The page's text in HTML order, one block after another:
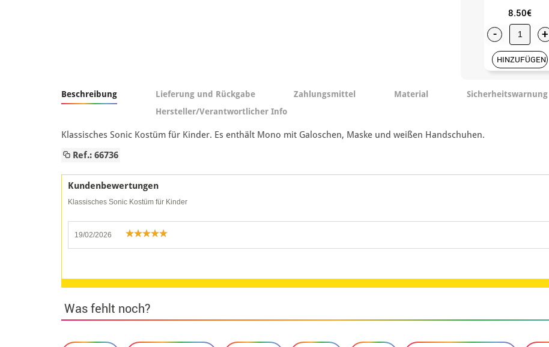
8.50€
- +
HINZUFÜGEN
Beschreibung Lieferung und Rückgabe Zahlungsmittel Material
Sicherheitswarnung
Hersteller/Verantwortlicher Info
Klassisches Sonic Kostüm für Kinder. Es enthält Mono mit Galoschen, Maske und weißen Handschuhen.
Ref.: 66736
Kundenbewertungen
Klassisches Sonic Kostüm für Kinder
19/02/2026
Was fehlt noch?